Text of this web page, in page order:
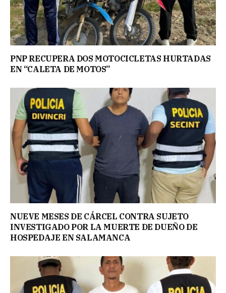
PNP RECUPERA DOS MOTOCICLETAS HURTADAS
EN “CALETA DE MOTOS”
NUEVE MESES DE CÁRCEL CONTRA SUJETO
INVESTIGADO POR LA MUERTE DE DUEÑO DE
HOSPEDAJE EN SALAMANCA